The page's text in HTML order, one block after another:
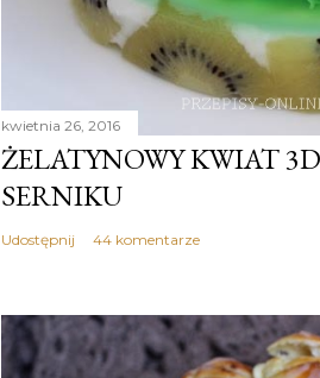
kwietnia 26, 2016
ŻELATYNOWY KWIAT
SERNIKU
Udostępnij 44 komentarze